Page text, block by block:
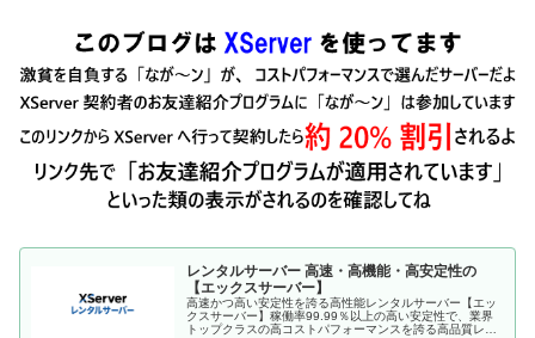
レンタルサーバー 高速・高機能・高安定性の
【エックスサーバー】
高速かつ高い安定性を誇る高性能レンタルサーバー【エッ
クスサーバー】稼働率99.99％以上の高い安定性で、業界
トップクラスの高コストパフォーマンスを誇る高品質レン